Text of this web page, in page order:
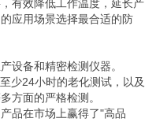
有效降低工作温度，延长产
应用场景选择最合适的防
设备和精密检测仪器。
少24小时的老化测试，以及
方面的严格检测。
品在市场上赢得了"高品